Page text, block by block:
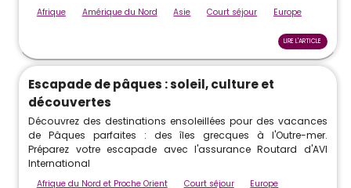
Afrique Amérique du Nord Asie Court séjour Europe
LIRE L'ARTICLE
Escapade de pâques : soleil, culture et
découvertes
Découvrez des destinations ensoleillées pour des vacances
de Pâques parfaites : des îles grecques à l'Outre-mer.
Préparez votre escapade avec l'assurance Routard d'AVI
International
Afrique du Nord et Proche Orient Court séjour
Europe